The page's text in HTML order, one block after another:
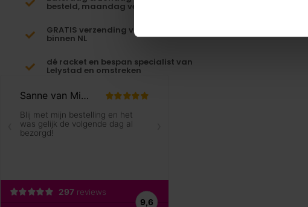
besteld, maandag verzonden!
GRATIS verzending vanaf €65,-
binnen NL
dé racket en bespan specialist van
Lelystad en omstreken